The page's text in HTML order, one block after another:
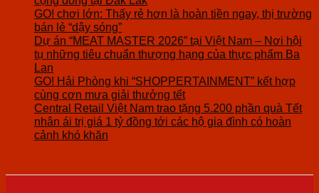
GO! chơi lớn: Thấy rẻ hơn là hoàn tiền ngay, thị trường
bán lẻ “dậy sóng”
Dự án “MEAT MASTER 2026” tại Việt Nam – Nơi hội
tụ những tiêu chuẩn thượng hạng của thực phẩm Ba
Lan
GO! Hải Phòng khi “SHOPPERTAINMENT” kết hợp
cùng cơn mưa giải thưởng tết
Central Retail Việt Nam trao tặng 5.200 phần quà Tết
nhân ái trị giá 1 tỷ đồng tới các hộ gia đình có hoàn
cảnh khó khăn